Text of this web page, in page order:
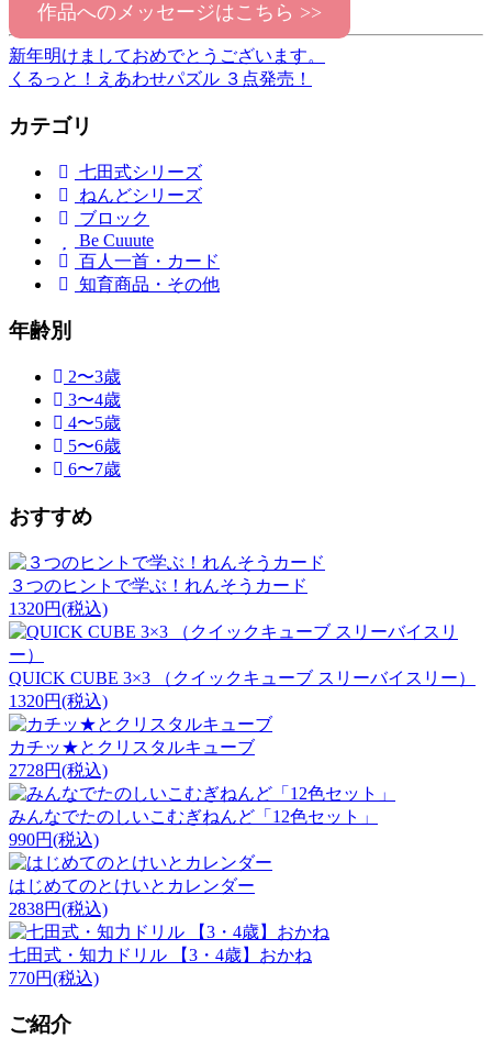
作品へのメッセージはこちら >>
投
稿
ナ
ン
新年明けましておめでとうございます。
くるっと！えあわせパズル ３点発売！
カテゴリ
七田式シリーズ
ねんどシリーズ
ブロック
Be Cuuute
百人一首・カード
知育商品・その他
年齢別
2〜3歳
3〜4歳
4〜5歳
5〜6歳
6〜7歳
おすすめ
３つのヒントで学ぶ！れんそうカード
1320円(税込)
QUICK CUBE 3×3 （クイックキューブ スリーバイスリー）
1320円(税込)
カチッ★とクリスタルキューブ
2728円(税込)
みんなでたのしいこむぎねんど「12色セット」
990円(税込)
はじめてのとけいとカレンダー
2838円(税込)
七田式・知力ドリル 【3・4歳】おかね
770円(税込)
ご紹介